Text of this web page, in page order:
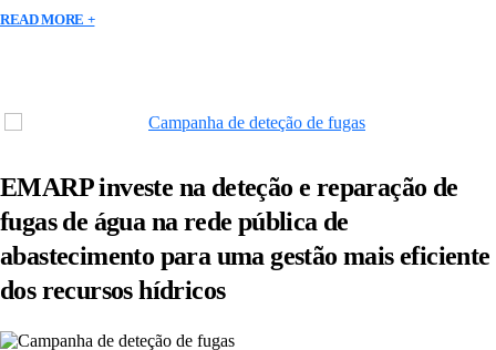
READ MORE +
EMARP investe na deteção e reparação de
fugas de água na rede pública de
abastecimento para uma gestão mais eficiente
dos recursos hídricos